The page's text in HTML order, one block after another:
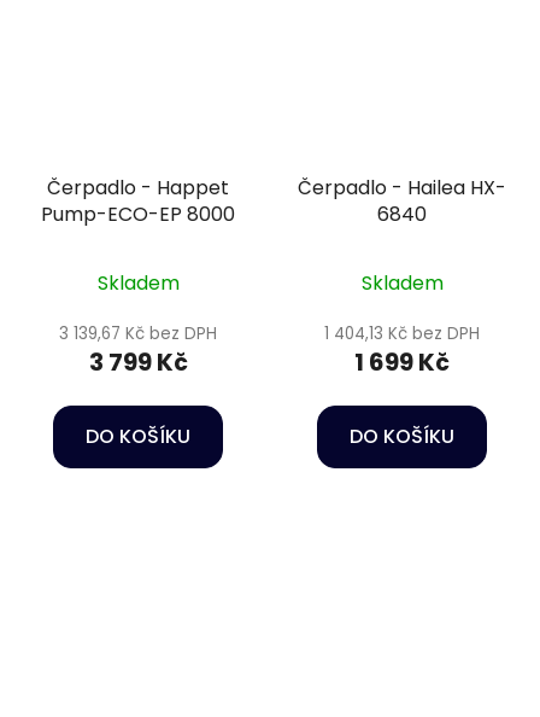
Čerpadlo - Happet
Pump-ECO-EP 8000
Skladem
3 139,67 Kč bez DPH
3 799 Kč
DO KOŠÍKU
Čerpadlo - Hailea HX-
6840
Skladem
1 404,13 Kč bez DPH
1 699 Kč
DO KOŠÍKU